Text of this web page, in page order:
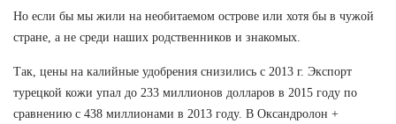
Но если бы мы жили на необитаемом острове или хотя бы в чужой
стране, а не среди наших родственников и знакомых.
Так, цены на калийные удобрения снизились с 2013 г. Экспорт
турецкой кожи упал до 233 миллионов долларов в 2015 году по
сравнению с 438 миллионами в 2013 году. В Оксандролон +